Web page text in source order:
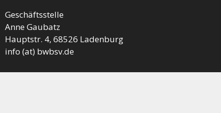
Geschäftsstelle
Anne Gaubatz
Hauptstr. 4, 68526 Ladenburg
info (at) bwbsv.de